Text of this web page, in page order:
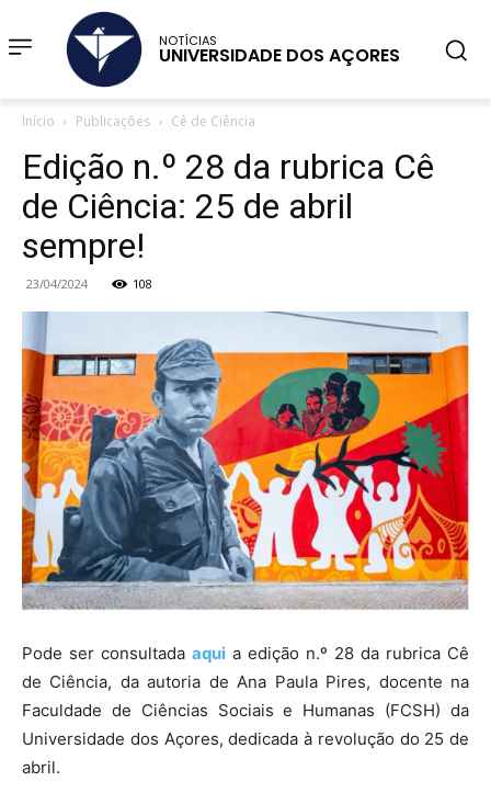
NOTÍCIAS
UNIVERSIDADE DOS AÇORES
Início Publicações Cê de Ciência
Edição n.º 28 da rubrica Cê
de Ciência: 25 de abril
sempre!
23/04/2024 108
Pode ser consultada aqui a edição n.º 28 da rubrica Cê
de Ciência, da autoria de Ana Paula Pires, docente na
Faculdade de Ciências Sociais e Humanas (FCSH) da
Universidade dos Açores, dedicada à revolução do 25 de
abril.